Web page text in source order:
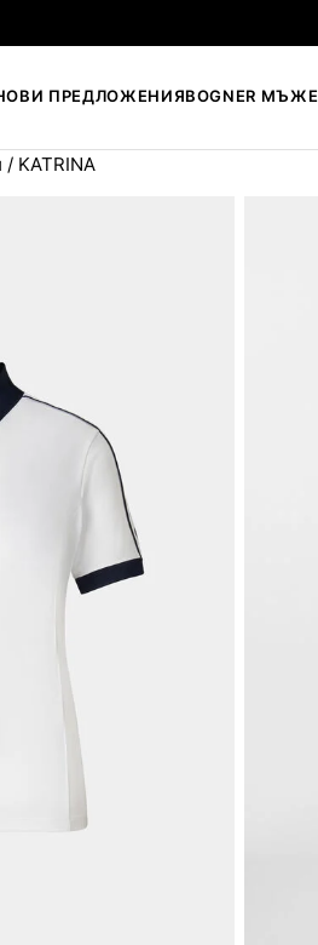
ПРЕДЛОЖЕНИЯBOGNER МЪЖЕ
/ KATRINA